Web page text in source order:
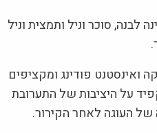
לבנה, סוכר וניל ותמצית וניל
ואינסטנט פודינג ומקציפים
על היציבות של התערובת
העוגה לאחר הקירור.